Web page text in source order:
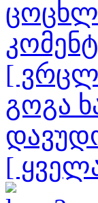
[
გოგა
[